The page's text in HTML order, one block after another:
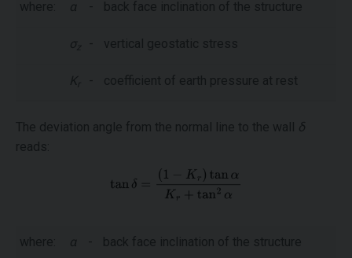
where: α - back face inclination of the structure
σz - vertical geostatic stress
Kr - coefficient of earth pressure at rest
The deviation angle from the normal line to the wall
δ
reads:
where: α - back face inclination of the structure